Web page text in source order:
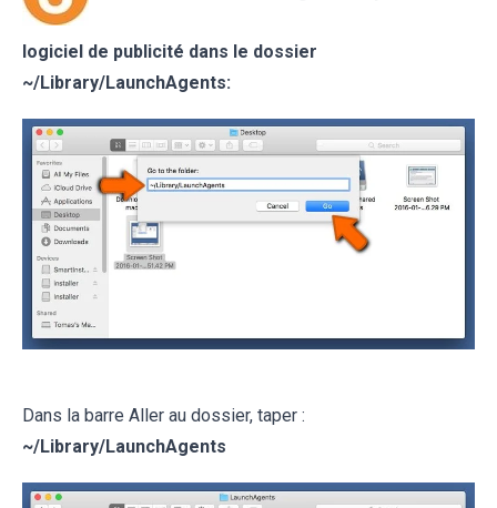
logiciel de publicité dans le dossier
~/Library/LaunchAgents:
Dans la barre Aller au dossier, taper :
~/Library/LaunchAgents